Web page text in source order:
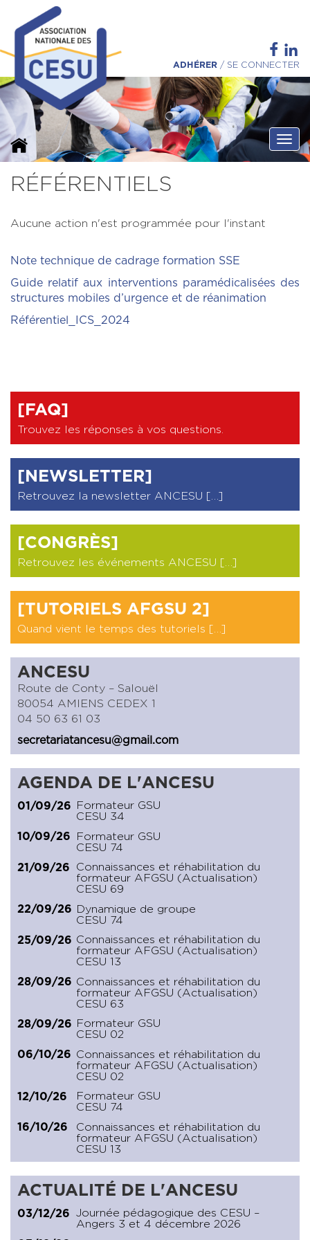
ADHÉRER / SE CONNECTER
RÉFÉRENTIELS
Aucune action n'est programmée pour l'instant
Note technique de cadrage formation SSE
Guide relatif aux interventions paramédicalisées des
structures mobiles d’urgence et de réanimation
Référentiel_ICS_2024
[FAQ]
Trouvez les réponses à vos questions
[NEWSLETTER]
Retrouvez la newsletter ANCESU […]
[CONGRÈS]
Retrouvez les événements ANCESU […]
[TUTORIELS AFGSU 2]
Quand vient le temps des tutoriels […]
ANCESU
Route de Conty – Salouël
80054 AMIENS CEDEX 1
04 50 63 61 03
secretariatancesu@gmail.com
AGENDA DE L'ANCESU
01/09/26
Formateur GSU
CESU 34
10/09/26
Formateur GSU
CESU 74
21/09/26
Connaissances et réhabilitation du
formateur AFGSU (Actualisation)
CESU 69
22/09/26 Dynamique de groupe
CESU 74
25/09/26 Connaissances et réhabilitation du
formateur AFGSU (Actualisation)
CESU 13
28/09/26 Connaissances et réhabilitation du
formateur AFGSU (Actualisation)
CESU 63
28/09/26
Formateur GSU
CESU 02
06/10/26 Connaissances et réhabilitation du
formateur AFGSU (Actualisation)
CESU 02
12/10/26
Formateur GSU
CESU 74
16/10/26
Connaissances et réhabilitation du
formateur AFGSU (Actualisation)
CESU 13
ACTUALITÉ DE L'ANCESU
03/12/26
Journée pédagogique des CESU –
Angers 3 et 4 décembre 2026